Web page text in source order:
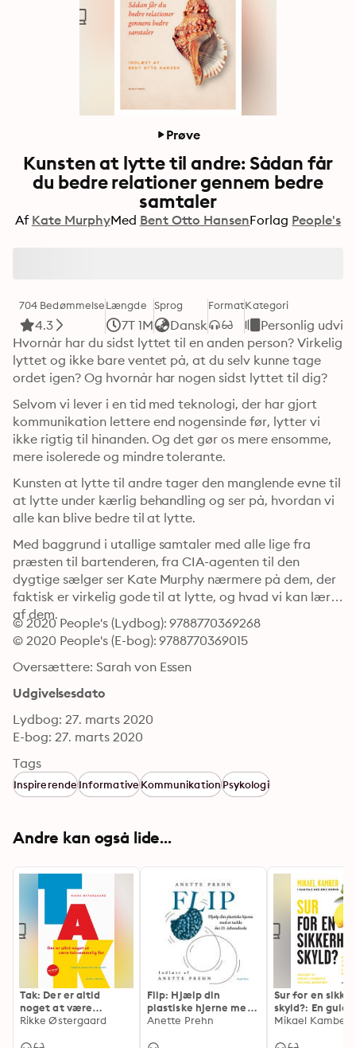
Prøve
Kunsten at lytte til andre: Sådan får
du bedre relationer gennem bedre
samtaler
Af Kate MurphyMed Bent Otto HansenForlag People's
704 Bedømmelse
4.3
Længde
7T 1M
Sprog
Dansk
FormatKategori
Personlig
Hvornår har du sidst lyttet til en anden person? Virkelig
lyttet og ikke bare ventet på, at du selv kunne tage
ordet igen? Og hvornår har nogen sidst lyttet til dig?
Selvom vi lever i en tid med teknologi, der har gjort
kommunikation lettere end nogensinde før, lytter vi
ikke rigtig til hinanden. Og det gør os mere ensomme,
Kunsten at lytte til andre tager den manglende evne til
at lytte under kærlig behandling og ser på, hvordan vi
Med baggrund i utallige samtaler med alle lige fra
præsten til bartenderen, fra CIA-agenten til den
dygtige sælger ser Kate Murphy nærmere på dem, der
faktisk er virkelig gode til at lytte, og hvad vi kan lære
af dem.
© 2020 People's (Lydbog): 9788770369268
© 2020 People's (E-bog): 9788770369015
Oversættere: Sarah von Essen
Udgivelsesdato
Lydbog: 27. marts 2020
E-bog: 27. marts 2020
Tags
InspirerendeInformativeKommunikationPsykologi
Andre kan også lide...
Tak: Der er altid
noget at være
taknemmelig for
Rikke Østergaard
Flip: Hjælp din
plastiske hjerne med
at tackle det 21.
Anette Prehn
Sur for en
skyld?: En
kunsten at